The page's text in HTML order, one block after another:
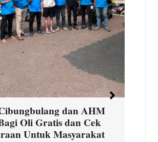
dan AHM
Oli Gratis dan Cek
Untuk Masyarakat